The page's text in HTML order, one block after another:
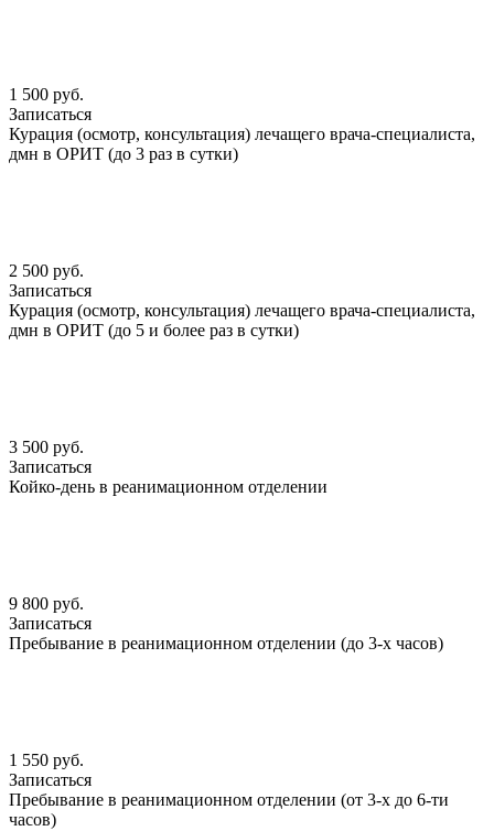
1 500 руб.
Записаться
Курация (осмотр, консультация) лечащего врача-специалиста,
дмн в ОРИТ (до 3 раз в сутки)
2 500 руб.
Записаться
Курация (осмотр, консультация) лечащего врача-специалиста,
дмн в ОРИТ (до 5 и более раз в сутки)
3 500 руб.
Записаться
Койко-день в реанимационном отделении
9 800 руб.
Записаться
Пребывание в реанимационном отделении (до 3-х часов)
1 550 руб.
Записаться
Пребывание в реанимационном отделении (от 3-х до 6-ти
часов)